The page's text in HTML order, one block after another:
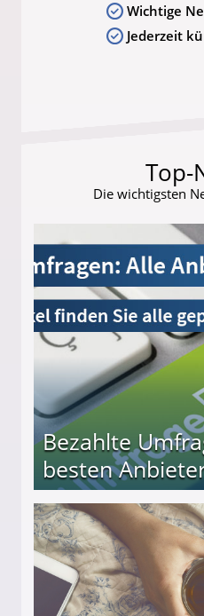
Wichtige
Jederzeit
Top-
Die wichtigsten
Bezahlte
besten